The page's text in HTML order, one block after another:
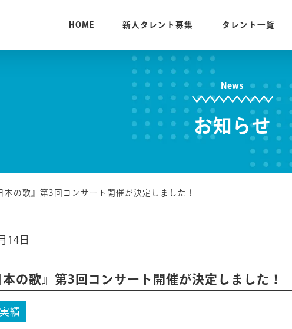
HOME 新人タレント募集 タレント一覧
News
お知らせ
本の歌』第3回コンサート開催が決定しました！
14日
本の歌』第3回コンサート開催が決定しました！
実績